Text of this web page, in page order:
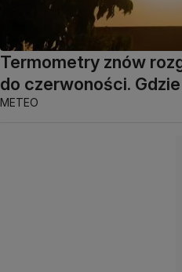
Termometry znów
do czerwoności.
METEO